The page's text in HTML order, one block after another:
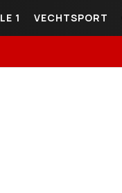
1 VECHTSPORT